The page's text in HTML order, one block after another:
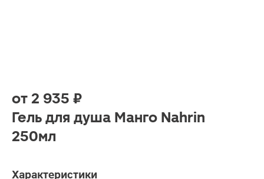
от 2 935 ₽
Гель для душа Манго Nahrin
250мл
Характеристики